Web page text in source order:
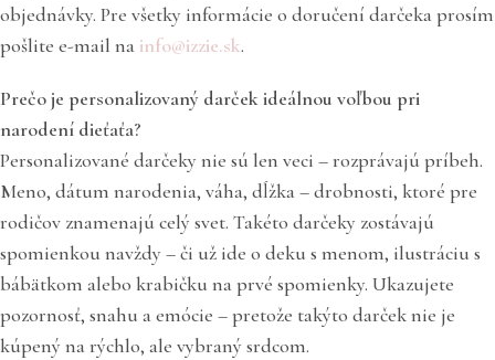
objednávky. Pre všetky informácie o doručení darčeka prosím
pošlite e-mail na info@izzie.sk.
Prečo je personalizovaný darček ideálnou voľbou pri
narodení dieťaťa?
Personalizované darčeky nie sú len veci – rozprávajú príbeh.
Meno, dátum narodenia, váha, dĺžka – drobnosti, ktoré pre
rodičov znamenajú celý svet. Takéto darčeky zostávajú
spomienkou navždy – či už ide o deku s menom, ilustráciu s
bábätkom alebo krabičku na prvé spomienky. Ukazujete
pozornosť, snahu a emócie – pretože takýto darček nie je
kúpený na rýchlo, ale vybraný srdcom.